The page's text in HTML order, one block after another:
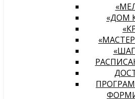
«ДОМ